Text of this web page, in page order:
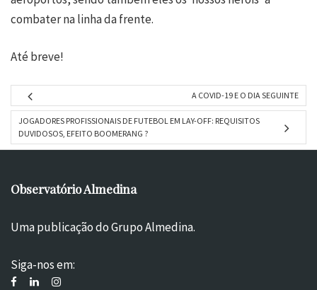
combater na linha da frente.
Até breve!
A COVID-19 E O DIA SEGUINTE
JOGADORES PROFISSIONAIS DE FUTEBOL EM LAY-OFF: REQUISITOS
DUVIDOSOS, EFEITO BOOMERANG ?
Observatório Almedina
Uma publicação do Grupo Almedina.
Siga-nos em: